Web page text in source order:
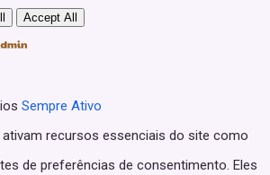
Accept All
Sempre Ativo
recursos essenciais do site como
de preferências de consentimento. Eles